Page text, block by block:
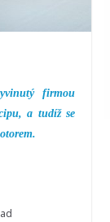
firmou
a tudíž se